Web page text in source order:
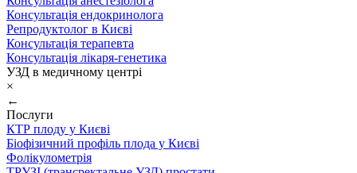
Консультація ендокринолога
Репродуктолог в Києві
Консультація терапевта
Консультація лікаря-генетика
УЗД в медичному центрі
×
←
Послуги
КТР плоду у Києві
Біофізичний профіль плода у Києві
Фолікулометрія